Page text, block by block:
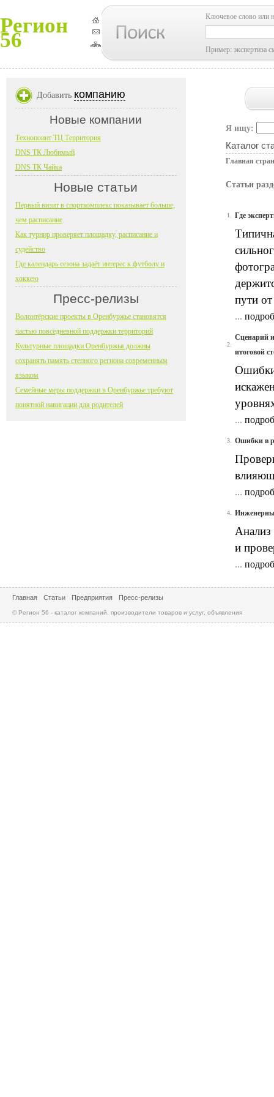
Регион
56
Ключевое слово или
Пример: экспертиза
Я ищу:
Каталог
Главная
Статьи
1. Где
пути
...
2.
Сценарий
итоговой
Ошибки
...
3. Ошибки в
...
4.
и
...
Добавить компанию
Новые компании
Технопоинт ТЦ Территория
DNS ТК Любимый
DNS ТК Чайка
Новые статьи
Первый визит в спорткомплекс показывает больше,
чем расписание
Как турнир проверяет площадку, расписание и
судейство
Где календарь сезона задаёт интерес к футболу и
хоккею
Пресс-релизы
Волонтёрские проекты в Оренбуржье становятся
частью повседневной поддержки территорий
Культурные площадки Оренбуржья должны
сохранять память степного региона современным
языком
Семейные меры поддержки в Оренбуржье требуют
понятной навигации для родителей
Главная Статьи Предприятия Пресс-релизы
© Регион 56 - каталог компаний, производители товаров и услуг, объявления